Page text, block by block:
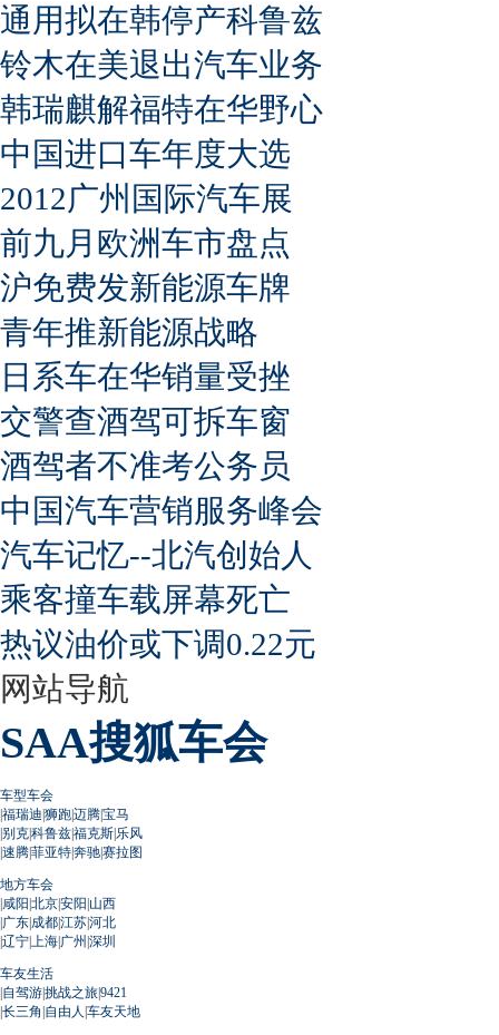
通用拟在韩停产科鲁兹
铃木在美退出汽车业务
韩瑞麒解福特在华野心
中国进口车年度大选
2012广州国际汽车展
前九月欧洲车市盘点
沪免费发新能源车牌
青年推新能源战略
日系车在华销量受挫
交警查酒驾可拆车窗
酒驾者不准考公务员
中国汽车营销服务峰会
汽车记忆--北汽创始人
乘客撞车载屏幕死亡
热议油价或下调0.22元
网站导航
SAA搜狐车会
车型车会
|福瑞迪|狮跑|迈腾|宝马
|别克|科鲁兹|福克斯|乐风
|速腾|菲亚特|奔驰|赛拉图
地方车会
|咸阳|北京|安阳|山西
|广东|成都|江苏|河北
|辽宁| 上海|广州 |深圳
车友生活
|自驾游|挑战之旅|9421
|长三角 |自由人 |车友天地